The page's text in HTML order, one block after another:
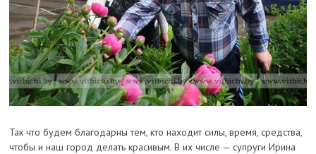
Так что будем благодарны тем, кто находит силы, время, средства,
чтобы и наш город делать красивым. В их числе — супруги Ирина